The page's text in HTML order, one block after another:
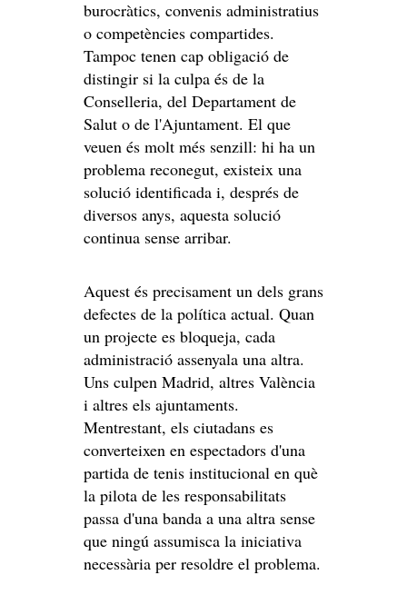
burocràtics, convenis administratius
o competències compartides.
Tampoc tenen cap obligació de
distingir si la culpa és de la
Conselleria, del Departament de
Salut o de l'Ajuntament. El que
veuen és molt més senzill: hi ha un
problema reconegut, existeix una
solució identificada i, després de
diversos anys, aquesta solució
continua sense arribar.
Aquest és precisament un dels grans
defectes de la política actual. Quan
un projecte es bloqueja, cada
administració assenyala una altra.
Uns culpen Madrid, altres València
i altres els ajuntaments.
Mentrestant, els ciutadans es
converteixen en espectadors d'una
partida de tenis institucional en què
la pilota de les responsabilitats
passa d'una banda a una altra sense
que ningú assumisca la iniciativa
necessària per resoldre el problema.